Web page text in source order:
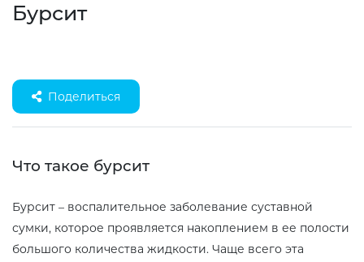
Бурсит
Поделиться
Что такое бурсит
Бурсит – воспалительное заболевание суставной
сумки, которое проявляется накоплением в ее полости
большого количества жидкости. Чаще всего эта